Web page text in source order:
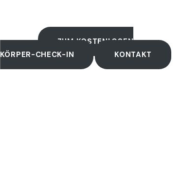
ZUM KOSTENLOSEN
KÖRPER-CHECK-IN
KONTAKT